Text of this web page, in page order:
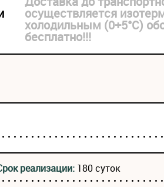
осуществляется
холодильным (0+5°С)
бесплатно!!!
реализации: 180 суток